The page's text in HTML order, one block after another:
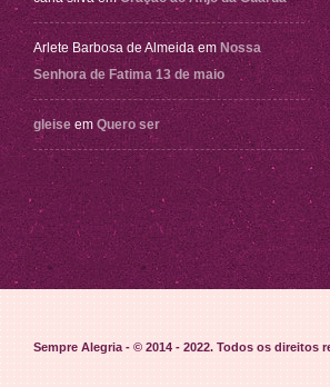
Arlete Barbosa de Almeida em Nossa
Senhora de Fatima 13 de maio
gleise em Quero ser
Sempre Alegria - © 2014 - 2022. Todos os direitos